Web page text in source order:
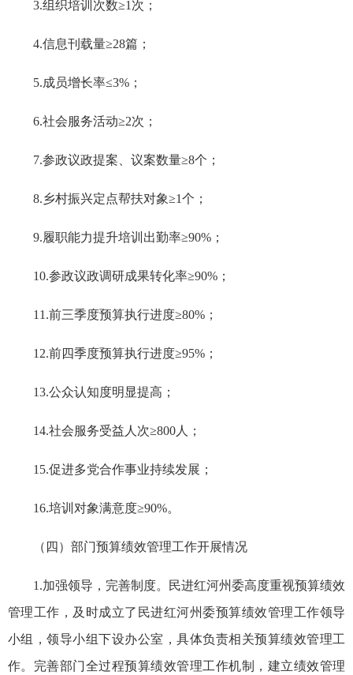
3.组织培训次数≥1次；
4.信息刊载量≥28篇；
5.成员增长率≤3%；
6.社会服务活动≥2次；
7.参政议政提案、议案数量≥8个；
8.乡村振兴定点帮扶对象≥1个；
9.履职能力提升培训出勤率≥90%；
10.参政议政调研成果转化率≥90%；
11.前三季度预算执行进度≥80%；
12.前四季度预算执行进度≥95%；
13.公众认知度明显提高；
14.社会服务受益人次≥800人；
15.促进多党合作事业持续发展；
16.培训对象满意度≥90%。
（四）部门预算绩效管理工作开展情况
1.加强领导，完善制度。民进红河州委高度重视预算绩效
管理工作，及时成立了民进红河州委预算绩效管理工作领导
小组，领导小组下设办公室，具体负责相关预算绩效管理工
作。完善部门全过程预算绩效管理工作机制，建立绩效管理